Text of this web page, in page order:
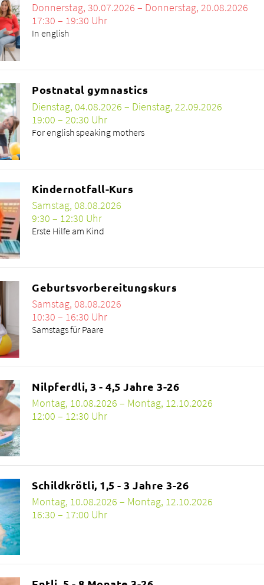
Donnerstag, 30.07.2026 – Donnerstag, 20.08.2026
17:30 – 19:30 Uhr
In english
Postnatal gymnastics
Dienstag, 04.08.2026 – Dienstag, 22.09.2026
19:00 – 20:30 Uhr
For english speaking mothers
Kindernotfall-Kurs
Samstag, 08.08.2026
9:30 – 12:30 Uhr
Erste Hilfe am Kind
Geburtsvorbereitungskurs
Samstag, 08.08.2026
10:30 – 16:30 Uhr
Samstags für Paare
Nilpferdli, 3 - 4,5 Jahre 3-26
Montag, 10.08.2026 – Montag, 12.10.2026
12:00 – 12:30 Uhr
Schildkrötli, 1,5 - 3 Jahre 3-26
Montag, 10.08.2026 – Montag, 12.10.2026
16:30 – 17:00 Uhr